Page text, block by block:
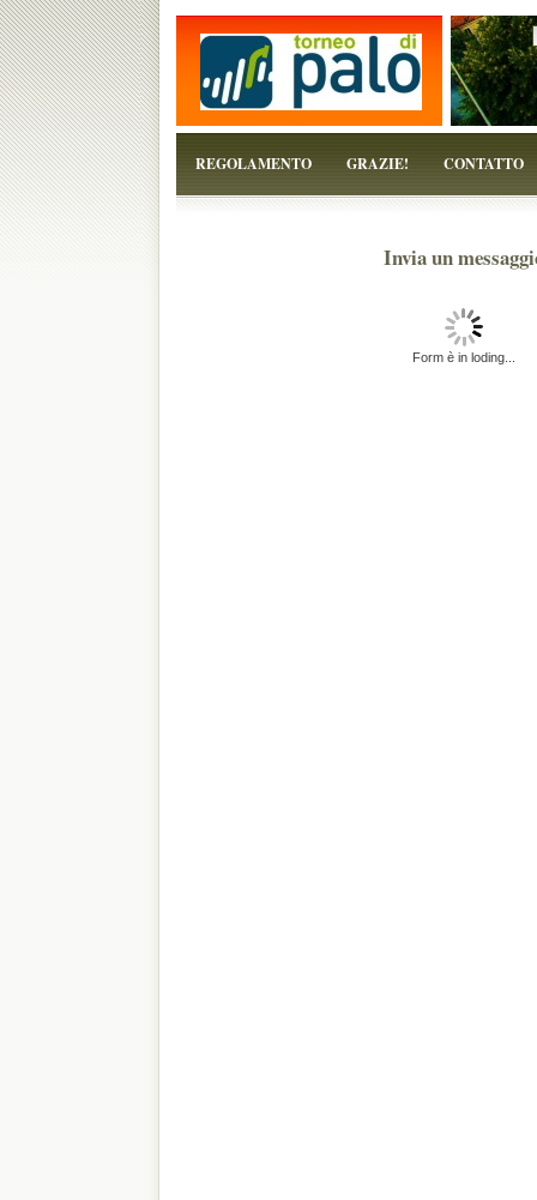
REGOLAMENTO GRAZIE! CONTATTO
Invia un
Form è in loding...